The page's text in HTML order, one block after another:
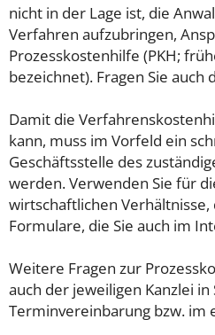
nicht in der Lage ist, die
Verfahren aufzubringen,
Prozesskostenhilfe (PKH;
bezeichnet). Fragen Sie auch
Damit die
kann, muss im Vorfeld ein
Geschäftsstelle des
werden. Verwenden Sie für
wirtschaftlichen
Formulare, die Sie auch im
Weitere Fragen zur
auch der jeweiligen Kanzlei
Terminvereinbarung bzw. im